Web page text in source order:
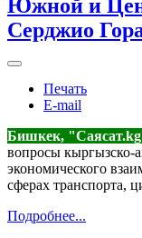
Южной и
Серджио
Печать
E-mail
Бишкек,
вопросы кыргызско-
экономического
сферах транспорта,
Подробнее...